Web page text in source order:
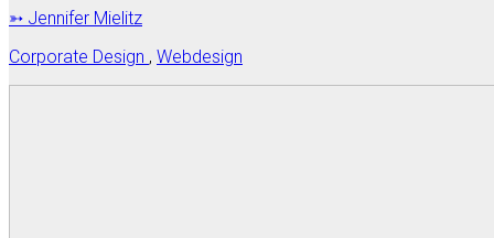
➳ Jennifer Mielitz
Corporate Design , Webdesign